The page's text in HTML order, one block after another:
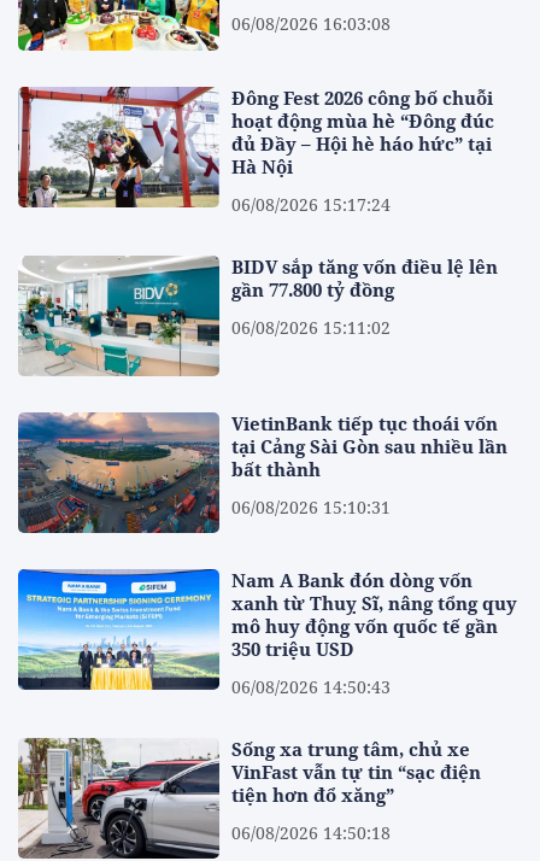
06/08/2026 16:03:08
Đông Fest 2026 công bố chuỗi
hoạt động mùa hè “Đông đúc
đủ Đầy – Hội hè háo hức” tại
Hà Nội
06/08/2026 15:17:24
BIDV sắp tăng vốn điều lệ lên
gần 77.800 tỷ đồng
06/08/2026 15:11:02
VietinBank tiếp tục thoái vốn
tại Cảng Sài Gòn sau nhiều lần
bất thành
06/08/2026 15:10:31
Nam A Bank đón dòng vốn
xanh từ Thuỵ Sĩ, nâng tổng quy
mô huy động vốn quốc tế gần
350 triệu USD
06/08/2026 14:50:43
Sống xa trung tâm, chủ xe
VinFast vẫn tự tin “sạc điện
tiện hơn đổ xăng”
06/08/2026 14:50:18